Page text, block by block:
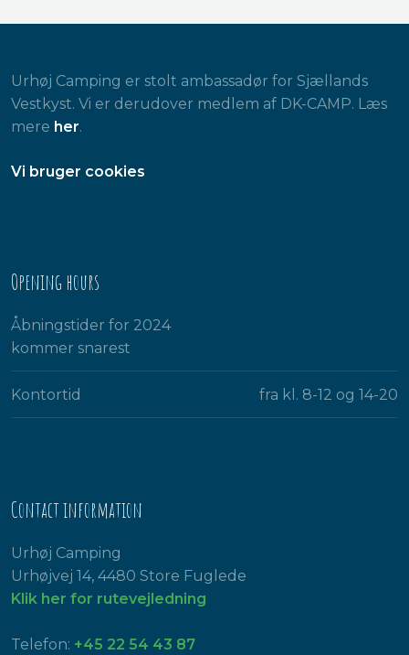
Urhøj Camping er stolt ambassadør for Sjællands
Vestkyst. Vi er derudover medlem af DK-CAMP. Læs
mere her.
​Vi bruger cookies
Opening hours
Åbningstider for 2024
kommer snarest​
Kontortid fra kl. 8-12 og 14-20​
Contact information
Urhøj Camping
Urhøjvej 14, 4480 Store Fuglede
Klik her for rutevejledning
Telefon: +45 22 54 43 87